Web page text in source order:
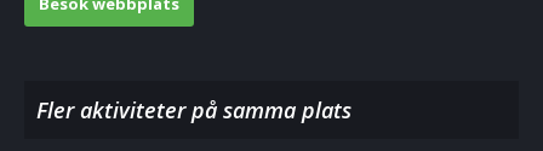
Fler aktiviteter på samma plats